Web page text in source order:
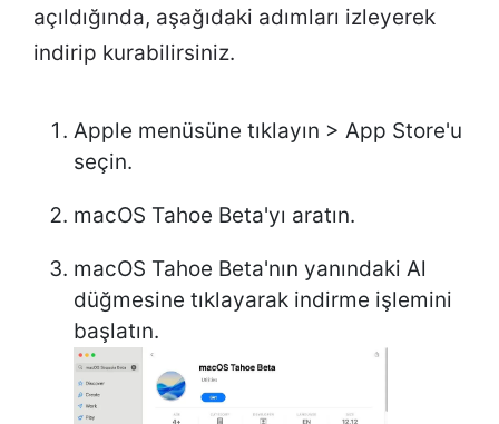
açıldığında, aşağıdaki adımları izleyerek
indirip kurabilirsiniz.
Apple menüsüne tıklayın > App Store'u
seçin.
macOS Tahoe Beta'yı aratın.
macOS Tahoe Beta'nın yanındaki Al
düğmesine tıklayarak indirme işlemini
başlatın.